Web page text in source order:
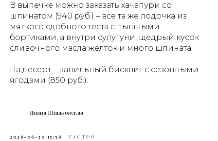
В выпечке можно заказать хачапури со
шпинатом (940 руб.) – все та же лодочка из
мягкого сдобного теста с пышными
бортиками, а внутри сулугуни, щедрый кусок
сливочного масла желток и много шпината.
На десерт – ванильный бисквит с сезонными
ягодами (850 руб.).
Диана Шишковская
2026-06-30 15:56 ГАСТРО